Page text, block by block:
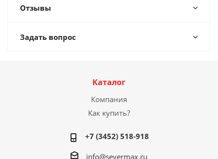
Отзывы
Задать вопрос
Каталог
Компания
Как купить?
+7 (3452) 518-918
info@severmax.ru